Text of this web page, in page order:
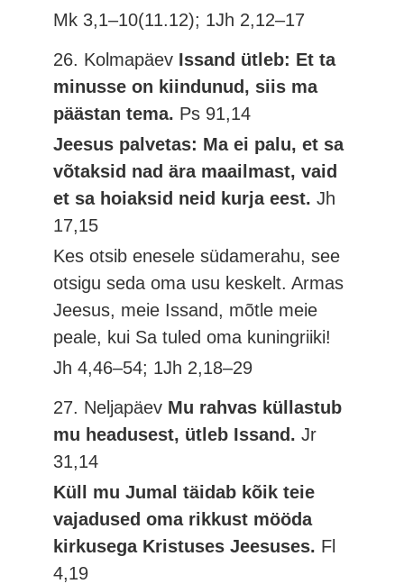
Mk 3,1–10(11.12); 1Jh 2,12–17
26. Kolmapäev Issand ütleb: Et ta
minusse on kiindunud, siis ma
päästan tema. Ps 91,14
Jeesus palvetas: Ma ei palu, et sa
võtaksid nad ära maailmast, vaid
et sa hoiaksid neid kurja eest.Jh
17,15
Kes otsib enesele südamerahu, see
otsigu seda oma usu keskelt. Armas
Jeesus, meie Issand, mõtle meie
peale, kui Sa tuled oma kuningriiki!
Jh 4,46–54; 1Jh 2,18–29
27. Neljapäev Mu rahvas küllastub
mu headusest, ütleb Issand.Jr
31,14
Küll mu Jumal täidab kõik teie
vajadused oma rikkust mööda
kirkusega Kristuses Jeesuses. Fl
4,19